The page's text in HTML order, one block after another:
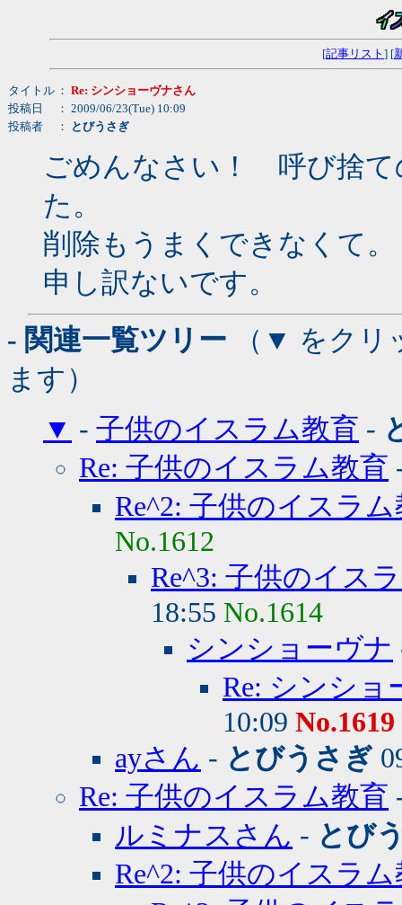
[記事リスト ] [
タイトル ： Re: シンショーヴナさん
投稿日
： 2009/06/23(Tue) 10:09
投稿者
： とびうさぎ
ごめんなさい！ 呼び捨て
た。
削除もうまくできなくて。
申し訳ないです。
- 関連一覧ツリー （▼ をクリ
ます）
▼ - 子供のイスラム教育 -
Re: 子供のイスラム教育
Re^2: 子供のイスラ
No.1612
Re^3: 子供のイス
18:55 No.1614
シンショーヴナ
Re: シンショ
10:09 No.1619
ayさん - とびうさぎ
Re: 子供のイスラム教育
ルミナスさん - とび
Re^2: 子供のイスラ